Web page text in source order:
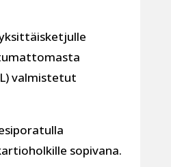
valmistetut
sopivana.